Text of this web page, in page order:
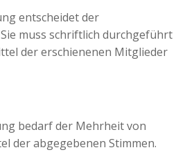
entscheidet der
muss schriftlich durchgeführt
der erschienenen Mitglieder
bedarf der Mehrheit von
der abgegebenen Stimmen.